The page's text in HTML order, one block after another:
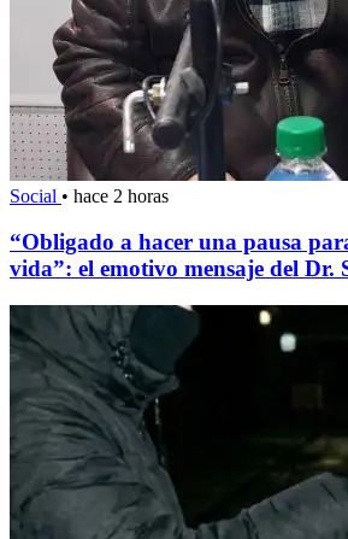
Social • hace 2 horas
“Obligado a hacer una pausa
vida”: el emotivo mensaje del Dr.